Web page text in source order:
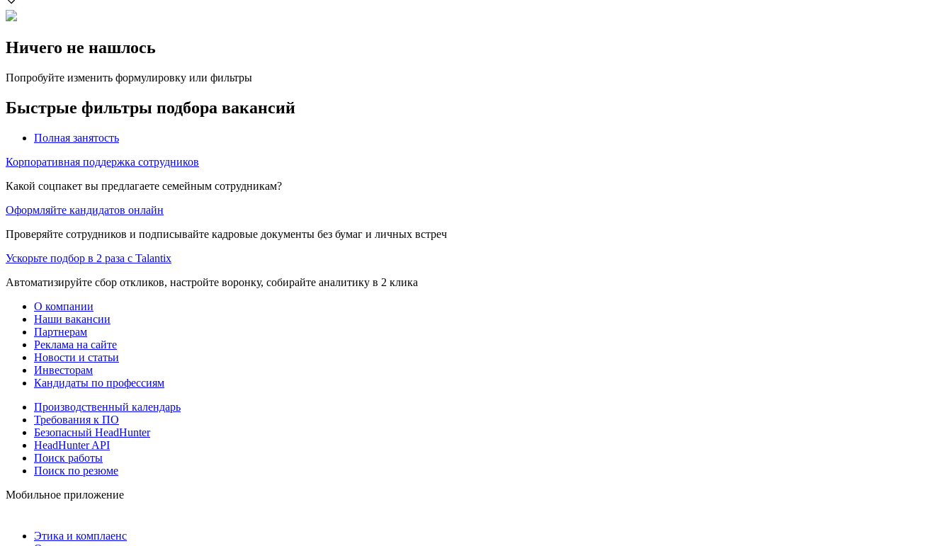
Ничего не нашлось
Попробуйте изменить формулировку или фильтры
Быстрые фильтры подбора вакансий
Полная занятость
Корпоративная поддержка сотрудников
Какой соцпакет вы предлагаете семейным сотрудникам?
Оформляйте кандидатов онлайн
Проверяйте сотрудников и подписывайте кадровые документы без бумаг и личных встреч
Ускорьте подбор в 2 раза с Talantix
Автоматизируйте сбор откликов, настройте воронку, собирайте аналитику в 2 клика
О компании
Наши вакансии
Партнерам
Реклама на сайте
Новости и статьи
Инвесторам
Кандидаты по профессиям
Производственный календарь
Требования к ПО
Безопасный HeadHunter
HeadHunter API
Поиск работы
Поиск по резюме
Мобильное приложение
Этика и комплаенс